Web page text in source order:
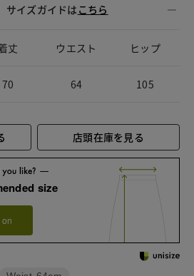
サイズガイドは こちら
丈 ウエスト ヒップ
70 64 105
店頭在庫を見る
size